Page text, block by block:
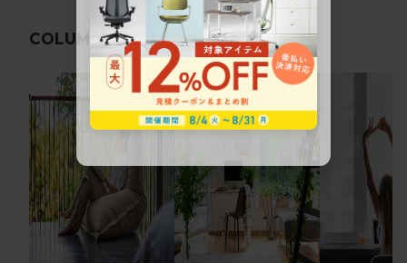
COLUMN関連コラム